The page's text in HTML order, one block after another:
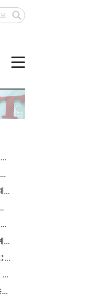
로또 1236회 당첨번호 조회···'자동도 수동도 5명씩 같네'
부산 사하구 YK스틸서 화재·위험물 누출…소방 대응 1단계 발령
울릉군 자유게시판 사실상 운영 중단…"폐쇄" vs "소통창구 지켜야"
오픈AI, 차세대 AI 출시 연기…"사이버 공격 등 보안 위험"
추미애 "국가직 소방 인건비 1조 원 경기도가 대납…재정개혁 시급"
강동중앙도서관, 개관 1주년 맞아 인문·예술 행사 마련 [TF사진관]
'극한 폭염'에 어제 하루새 200명 넘게 응급실행…3명 사망
숨진 여성 소방관 비하 글 쓴 전남광주시 공무원 입건
[속보] '극한 폭염'에 어제 하루 202명 응급실행…3명 사망